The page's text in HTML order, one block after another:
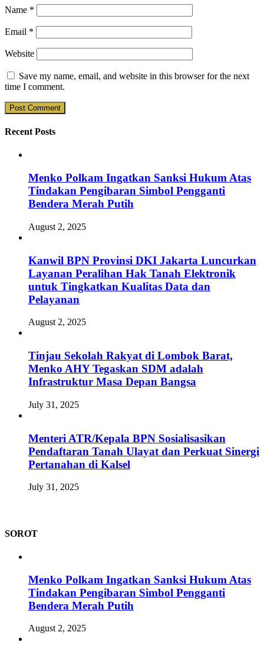
Name *
Email *
Website
Save my name, email, and website in this browser for the next
time I comment.
Recent Posts
Menko Polkam Ingatkan Sanksi Hukum Atas
Tindakan Pengibaran Simbol Pengganti
Bendera Merah Putih
August 2, 2025
Kanwil BPN Provinsi DKI Jakarta Luncurkan
Layanan Peralihan Hak Tanah Elektronik
untuk Tingkatkan Kualitas Data dan
Pelayanan
August 2, 2025
Tinjau Sekolah Rakyat di Lombok Barat,
Menko AHY Tegaskan SDM adalah
Infrastruktur Masa Depan Bangsa
July 31, 2025
Menteri ATR/Kepala BPN Sosialisasikan
Pendaftaran Tanah Ulayat dan Perkuat Sinergi
Pertanahan di Kalsel
July 31, 2025
SOROT
Menko Polkam Ingatkan Sanksi Hukum Atas
Tindakan Pengibaran Simbol Pengganti
Bendera Merah Putih
August 2, 2025